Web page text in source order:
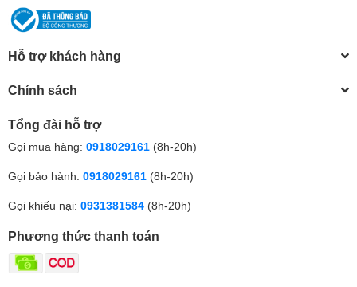
Hỗ trợ khách hàng
Chính sách
Tổng đài hỗ trợ
Gọi mua hàng: 0918029161 (8h-20h)
Gọi bảo hành: 0918029161 (8h-20h)
Gọi khiếu nại: 0931381584 (8h-20h)
Phương thức thanh toán